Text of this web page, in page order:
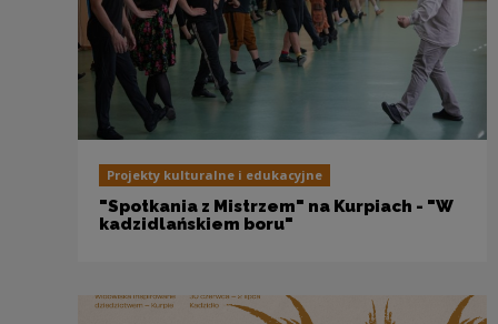
Projekty kulturalne i edukacyjne
"Spotkania z Mistrzem" na Kurpiach - "W
kadzidlańskiem boru"